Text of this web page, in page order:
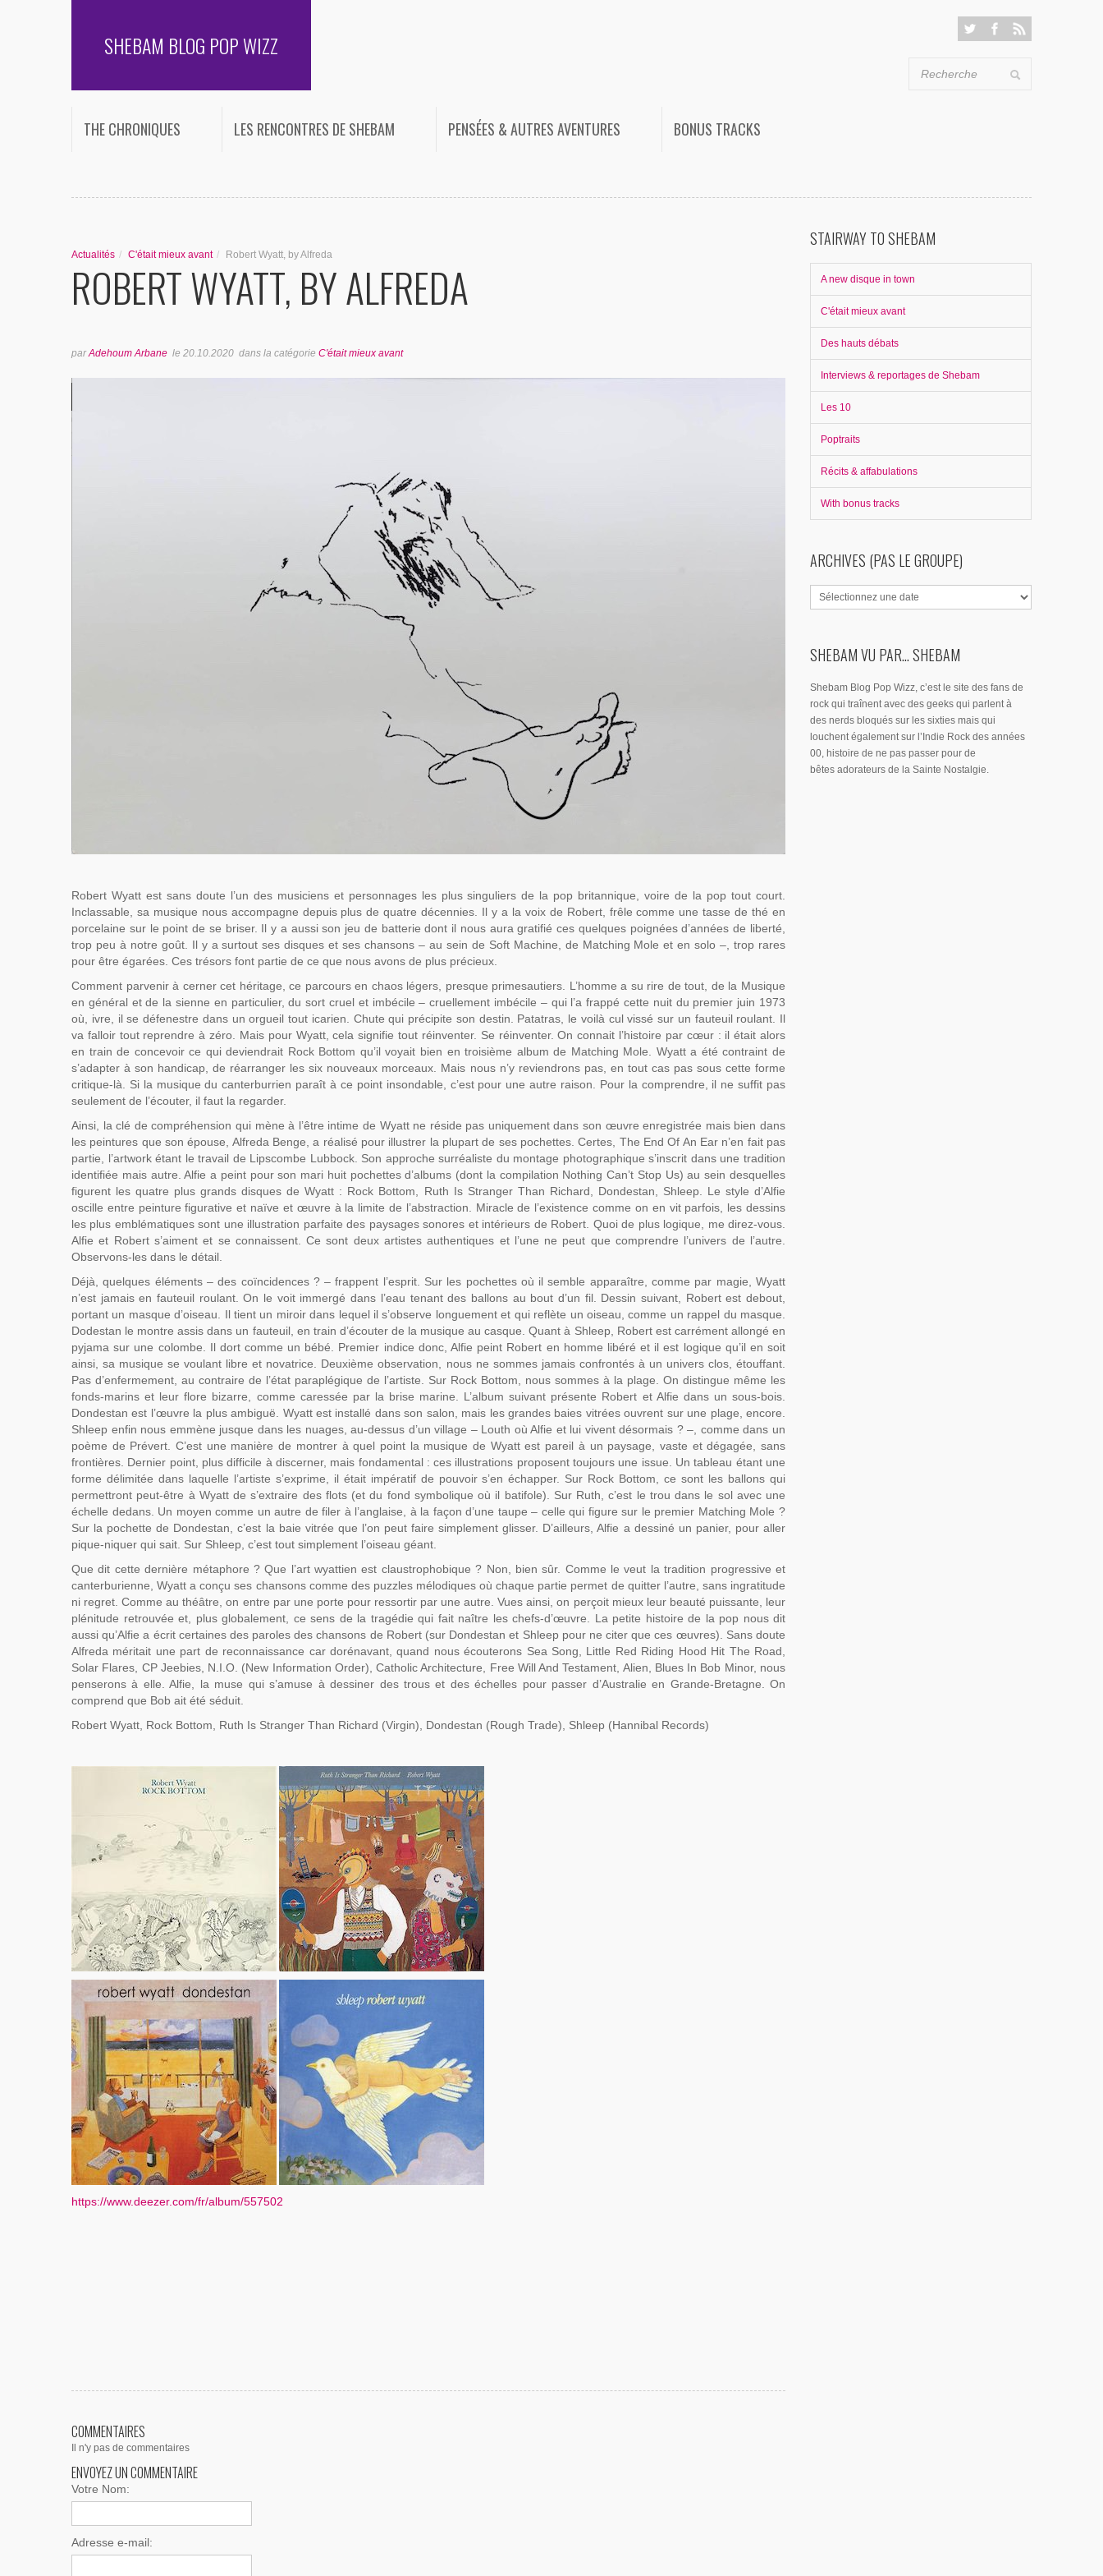
SHEBAM BLOG POP WIZZ
THE CHRONIQUES LES RENCONTRES DE SHEBAM PENSÉES & AUTRES AVENTURES BONUS TRACKS
Actualités / C'était mieux avant / Robert Wyatt, by Alfreda
ROBERT WYATT, BY ALFREDA
parAdehoum Arbane le 20.10.2020 dans la catégorie C'était mieux avant
Robert Wyatt est sans doute l’un des musiciens et personnages les plus singuliers de la pop britannique, voire de la pop tout court.
Inclassable, sa musique nous accompagne depuis plus de quatre décennies. Il y a la voix de Robert, frêle comme une tasse de thé en
porcelaine sur le point de se briser. Il y a aussi son jeu de batterie dont il nous aura gratifié ces quelques poignées d’années de liberté,
trop peu à notre goût. Il y a surtout ses disques et ses chansons – au sein de Soft Machine, de Matching Mole et en solo –, trop rares
pour être égarées. Ces trésors font partie de ce que nous avons de plus précieux.
Comment parvenir à cerner cet héritage, ce parcours en chaos légers, presque primesautiers. L’homme a su rire de tout, de la Musique
en général et de la sienne en particulier, du sort cruel et imbécile – cruellement imbécile – qui l’a frappé cette nuit du premier juin 1973
où, ivre, il se défenestre dans un orgueil tout icarien. Chute qui précipite son destin. Patatras, le voilà cul vissé sur un fauteuil roulant. Il
va falloir tout reprendre à zéro. Mais pour Wyatt, cela signifie tout réinventer. Se réinventer. On connait l’histoire par cœur : il était alors
en train de concevoir ce qui deviendrait Rock Bottom qu’il voyait bien en troisième album de Matching Mole. Wyatt a été contraint de
s’adapter à son handicap, de réarranger les six nouveaux morceaux. Mais nous n’y reviendrons pas, en tout cas pas sous cette forme
critique-là. Si la musique du canterburrien paraît à ce point insondable, c’est pour une autre raison. Pour la comprendre, il ne suffit pas
seulement de l’écouter, il faut la regarder.
Ainsi, la clé de compréhension qui mène à l’être intime de Wyatt ne réside pas uniquement dans son œuvre enregistrée mais bien dans
les peintures que son épouse, Alfreda Benge, a réalisé pour illustrer la plupart de ses pochettes. Certes, The End Of An Ear n’en fait pas
partie, l’artwork étant le travail de Lipscombe Lubbock. Son approche surréaliste du montage photographique s’inscrit dans une tradition
identifiée mais autre. Alfie a peint pour son mari huit pochettes d’albums (dont la compilation Nothing Can’t Stop Us) au sein desquelles
figurent les quatre plus grands disques de Wyatt : Rock Bottom, Ruth Is Stranger Than Richard, Dondestan, Shleep. Le style d’Alfie
oscille entre peinture figurative et naïve et œuvre à la limite de l’abstraction. Miracle de l’existence comme on en vit parfois, les dessins
les plus emblématiques sont une illustration parfaite des paysages sonores et intérieurs de Robert. Quoi de plus logique, me direz-vous.
Alfie et Robert s’aiment et se connaissent. Ce sont deux artistes authentiques et l’une ne peut que comprendre l’univers de l’autre.
Observons-les dans le détail.
Déjà, quelques éléments – des coïncidences ? – frappent l’esprit. Sur les pochettes où il semble apparaître, comme par magie, Wyatt
n’est jamais en fauteuil roulant. On le voit immergé dans l’eau tenant des ballons au bout d’un fil. Dessin suivant, Robert est debout,
portant un masque d’oiseau. Il tient un miroir dans lequel il s’observe longuement et qui reflète un oiseau, comme un rappel du masque.
Dodestan le montre assis dans un fauteuil, en train d’écouter de la musique au casque. Quant à Shleep, Robert est carrément allongé en
pyjama sur une colombe. Il dort comme un bébé. Premier indice donc, Alfie peint Robert en homme libéré et il est logique qu’il en soit
ainsi, sa musique se voulant libre et novatrice. Deuxième observation, nous ne sommes jamais confrontés à un univers clos, étouffant.
Pas d’enfermement, au contraire de l’état paraplégique de l’artiste. Sur Rock Bottom, nous sommes à la plage. On distingue même les
fonds-marins et leur flore bizarre, comme caressée par la brise marine. L’album suivant présente Robert et Alfie dans un sous-bois.
Dondestan est l’œuvre la plus ambiguë. Wyatt est installé dans son salon, mais les grandes baies vitrées ouvrent sur une plage, encore.
Shleep enfin nous emmène jusque dans les nuages, au-dessus d’un village – Louth où Alfie et lui vivent désormais ? –, comme dans un
poème de Prévert. C’est une manière de montrer à quel point la musique de Wyatt est pareil à un paysage, vaste et dégagée, sans
frontières. Dernier point, plus difficile à discerner, mais fondamental : ces illustrations proposent toujours une issue. Un tableau étant une
forme délimitée dans laquelle l’artiste s’exprime, il était impératif de pouvoir s’en échapper. Sur Rock Bottom, ce sont les ballons qui
permettront peut-être à Wyatt de s’extraire des flots (et du fond symbolique où il batifole). Sur Ruth, c’est le trou dans le sol avec une
échelle dedans. Un moyen comme un autre de filer à l’anglaise, à la façon d’une taupe – celle qui figure sur le premier Matching Mole ?
Sur la pochette de Dondestan, c’est la baie vitrée que l’on peut faire simplement glisser. D’ailleurs, Alfie a dessiné un panier, pour aller
pique-niquer qui sait. Sur Shleep, c’est tout simplement l’oiseau géant.
Que dit cette dernière métaphore ? Que l’art wyattien est claustrophobique ? Non, bien sûr. Comme le veut la tradition progressive et
canterburienne, Wyatt a conçu ses chansons comme des puzzles mélodiques où chaque partie permet de quitter l’autre, sans ingratitude
ni regret. Comme au théâtre, on entre par une porte pour ressortir par une autre. Vues ainsi, on perçoit mieux leur beauté puissante, leur
plénitude retrouvée et, plus globalement, ce sens de la tragédie qui fait naître les chefs-d’œuvre. La petite histoire de la pop nous dit
aussi qu’Alfie a écrit certaines des paroles des chansons de Robert (sur Dondestan et Shleep pour ne citer que ces œuvres). Sans doute
Alfreda méritait une part de reconnaissance car dorénavant, quand nous écouterons Sea Song, Little Red Riding Hood Hit The Road,
Solar Flares, CP Jeebies, N.I.O. (New Information Order), Catholic Architecture, Free Will And Testament, Alien, Blues In Bob Minor, nous
penserons à elle. Alfie, la muse qui s’amuse à dessiner des trous et des échelles pour passer d’Australie en Grande-Bretagne. On
comprend que Bob ait été séduit.
Robert Wyatt, Rock Bottom, Ruth Is Stranger Than Richard (Virgin), Dondestan (Rough Trade), Shleep (Hannibal Records)
https://www.deezer.com/fr/album/557502
COMMENTAIRES
Il n'y pas de commentaires
ENVOYEZ UN COMMENTAIRE
Votre Nom:
Adresse e-mail:
STAIRWAY TO SHEBAM
A new disque in town
C'était mieux avant
Des hauts débats
Interviews & reportages de Shebam
Les 10
Poptraits
Récits & affabulations
With bonus tracks
ARCHIVES (PAS LE GROUPE)
SHEBAM VU PAR... SHEBAM
Shebam Blog Pop Wizz, c’est le site des fans de
rock qui traînent avec des geeks qui parlent à
des nerds bloqués sur les sixties mais qui
louchent également sur l’Indie Rock des années
00, histoire de ne pas passer pour de
bêtes adorateurs de la Sainte Nostalgie.